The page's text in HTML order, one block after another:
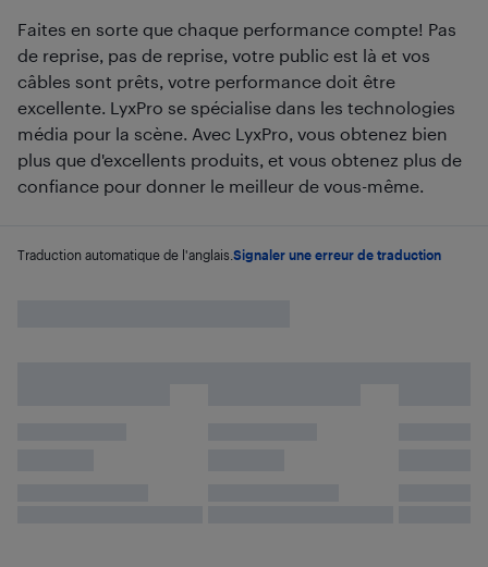
Faites en sorte que chaque performance compte! Pas
de reprise, pas de reprise, votre public est là et vos
câbles sont prêts, votre performance doit être
excellente. LyxPro se spécialise dans les technologies
média pour la scène. Avec LyxPro, vous obtenez bien
plus que d'excellents produits, et vous obtenez plus de
confiance pour donner le meilleur de vous-même.
Traduction automatique de l'anglais. Signaler une erreur de traduction